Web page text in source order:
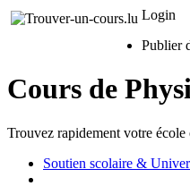
Login
Publier
Cours de
Trouvez rapidement votre école
Soutien scolaire &